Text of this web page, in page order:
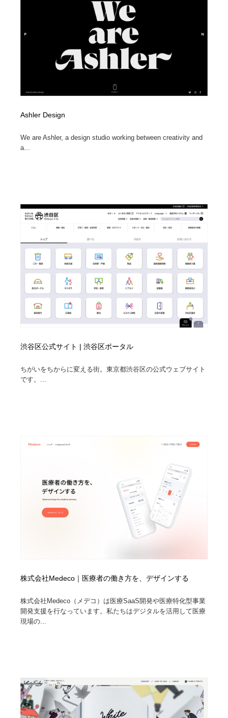
Ashler Design
We are Ashler, a design studio working between creativity and
a...
渋谷区公式サイト | 渋谷区ポータル
ちがいをちからに変える街。東京都渋谷区の公式ウェブサイト
です。...
株式会社Medeco｜医療者の働き方を、デザインする
株式会社Medeco（メデコ）は医療SaaS開発や医療特化型事業
開発支援を行なっています。私たちはデジタルを活用して医療
現場の...